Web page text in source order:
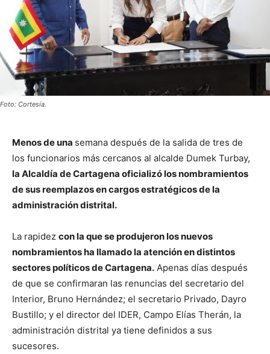
Foto: Cortesía.
Menos de una semana después de la salida de tres de
los funcionarios más cercanos al alcalde Dumek Turbay,
la Alcaldía de Cartagena oficializó los nombramientos
de sus reemplazos en cargos estratégicos de la
administración distrital.
La rapidez con la que se produjeron los nuevos
nombramientos ha llamado la atención en distintos
sectores políticos de Cartagena. Apenas días después
de que se confirmaran las renuncias del secretario del
Interior, Bruno Hernández; el secretario Privado, Dayro
Bustillo; y el director del IDER, Campo Elías Therán, la
administración distrital ya tiene definidos a sus
sucesores.